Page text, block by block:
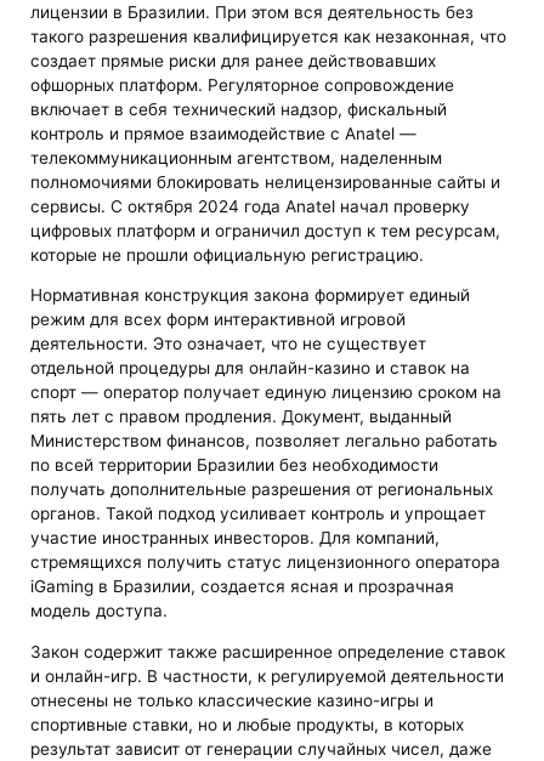
лицензии в Бразилии. При этом вся деятельность без
такого разрешения квалифицируется как незаконная, что
создает прямые риски для ранее действовавших
офшорных платформ. Регуляторное сопровождение
включает в себя технический надзор, фискальный
контроль и прямое взаимодействие с Anatel —
телекоммуникационным агентством, наделенным
полномочиями блокировать нелицензированные сайты и
сервисы. С октября 2024 года Anatel начал проверку
цифровых платформ и ограничил доступ к тем ресурсам,
которые не прошли официальную регистрацию.
Нормативная конструкция закона формирует единый
режим для всех форм интерактивной игровой
деятельности. Это означает, что не существует
отдельной процедуры для онлайн-казино и ставок на
спорт — оператор получает единую лицензию сроком на
пять лет с правом продления. Документ, выданный
Министерством финансов, позволяет легально работать
по всей территории Бразилии без необходимости
получать дополнительные разрешения от региональных
органов. Такой подход усиливает контроль и упрощает
участие иностранных инвесторов. Для компаний,
стремящихся получить статус лицензионного оператора
iGaming в Бразилии, создается ясная и прозрачная
модель доступа.
Закон содержит также расширенное определение ставок
и онлайн-игр. В частности, к регулируемой деятельности
отнесены не только классические казино-игры и
спортивные ставки, но и любые продукты, в которых
результат зависит от генерации случайных чисел, даже